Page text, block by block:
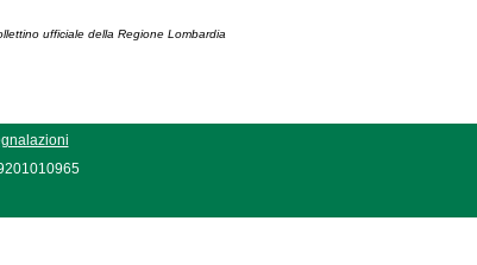
ufficiale della Regione Lombardia